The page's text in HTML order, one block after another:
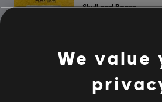
Skull and Bones
Skull and Bones
We value